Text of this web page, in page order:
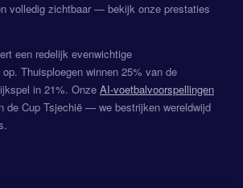
volledig zichtbaar — bekijk onze prestaties
een redelijk evenwichtige
Thuisploegen winnen 25% van de
in 21%. Onze AI-voetbalvoorspellingen
de Cup Tsjechië — we bestrijken wereldwijd